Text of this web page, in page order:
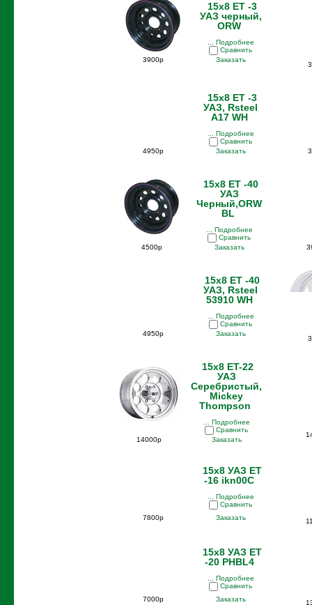
15x8 ET -3
УАЗ черный,
ORW
... Подробнее
Сравнить
3900р
Заказать
15x8 ET -3
УАЗ, Rsteel
A17 WH
... Подробнее
Сравнить
4950р
Заказать
15x8 ET -40
УАЗ
Черный,ORW
BL
... Подробнее
Сравнить
4500р
Заказать
15x8 ET -40
УАЗ, Rsteel
53910 WH
... Подробнее
Сравнить
4950р
Заказать
15x8 ET-22
УАЗ
Серебристый,
Mickey
Thompson
... Подробнее
Сравнить
14000р
Заказать
15x8 УАЗ ET
-16 ikn00С
... Подробнее
Сравнить
7800р
Заказать
15x8 УАЗ ET
-20 PHBL4
... Подробнее
Сравнить
7000р
Заказать